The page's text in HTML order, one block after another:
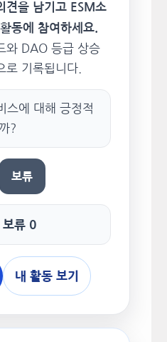
견을 남기고 ESM소
동에 참여하세요.
와 DAO 등급 상승
로 기록됩니다.
스에 대해 긍정적
?
보류
보류 0
내 활동 보기